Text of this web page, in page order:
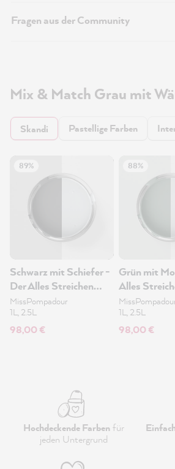
Fragen aus der Community
Mix & Match Grau mit
Skandi Pastellige Farben
89%
Schwarz mit Schiefer -
Der Alles Streichen
Lack 2.5L
MissPompadour
1L, 2.5L
98,00 €
88%
Grün mit
Alles
2.5L
1L, 2.5L
98,00 €
Hochdeckende Farbenfür
jeden Untergrund